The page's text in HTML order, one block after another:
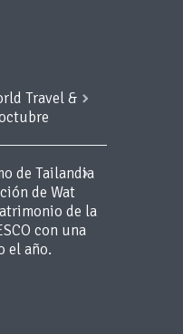
Travel &
de Tailandia
de Wat
de la
con una
el año.